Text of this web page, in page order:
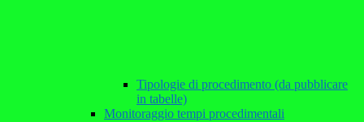
Tipologie di procedimento (da pubblicare
in tabelle)
Monitoraggio tempi procedimentali